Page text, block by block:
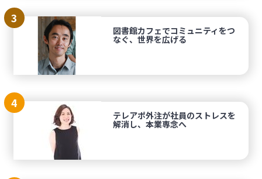
3
図書館カフェでコミュニティをつ
なぐ、世界を広げる
4
テレアポ外注が社員のストレスを
解消し、本業専念へ